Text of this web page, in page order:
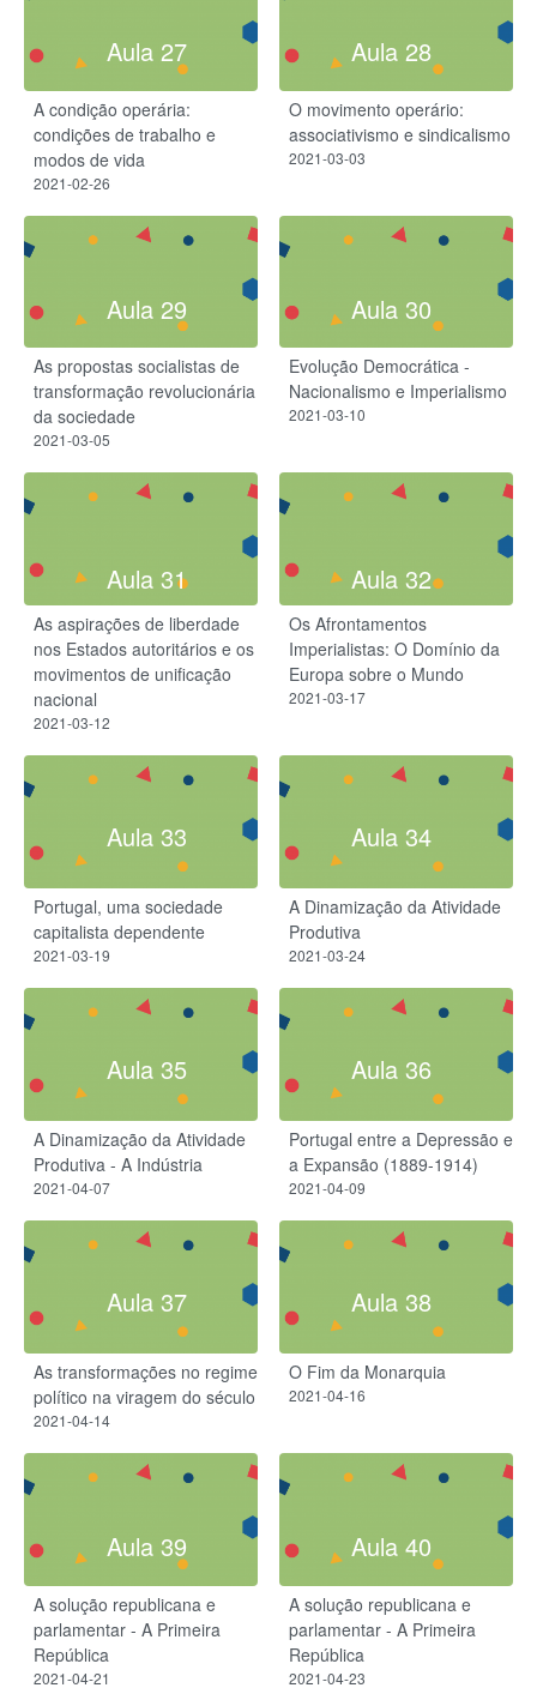
Aula 27
A condição operária:
condições de trabalho e
modos de vida
2021-02-26
Aula 28
O movimento operário:
associativismo e sindicalismo
2021-03-03
Aula 29
As propostas socialistas de
transformação revolucionária
da sociedade
2021-03-05
Aula 30
Evolução Democrática -
Nacionalismo e Imperialismo
2021-03-10
Aula 31
As aspirações de liberdade
nos Estados autoritários e os
movimentos de unificação
nacional
2021-03-12
Aula 32
Os Afrontamentos
Imperialistas: O Domínio da
Europa sobre o Mundo
2021-03-17
Aula 33
Portugal, uma sociedade
capitalista dependente
2021-03-19
Aula 34
A Dinamização da Atividade
Produtiva
2021-03-24
Aula 35
A Dinamização da Atividade
Produtiva - A Indústria
2021-04-07
Aula 36
Portugal entre a Depressão e
a Expansão (1889-1914)
2021-04-09
Aula 37
As transformações no regime
político na viragem do século
2021-04-14
Aula 38
O Fim da Monarquia
2021-04-16
Aula 39
A solução republicana e
parlamentar - A Primeira
República
2021-04-21
Aula 40
A solução republicana e
parlamentar - A Primeira
República
2021-04-23